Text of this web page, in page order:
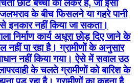
छोटे बच्चों को लेकर है, जो इसी
के बीच फिसलने या गहरे पानी
इनकार नहीं किया जा सकता।
निर्माण कार्य अधूरा छोड़ दिए जाने के
नहीं पा रहा है। ग्रामीणों के अनुसार
नहीं किया गया। ऐसे में सवाल उठ
के चलते ग्रामीणों को बारिश के